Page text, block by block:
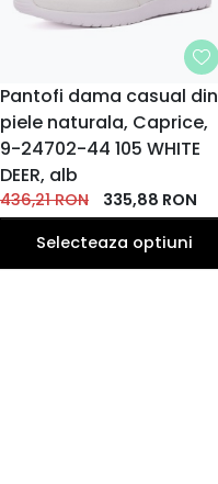
MARIME
36
EU
37
EU
38
EU
39
EU
40
EU
41
EU
Pantofi dama casual din
piele naturala, Caprice,
9-24702-44 105 WHITE
DEER, alb
436,21RON 335,88 RON
Selecteaza optiuni